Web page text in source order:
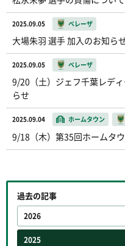
2025.09.05 ベレーザ
大場朱羽 選手 加入のお知ら
2025.09.05 ベレーザ
9/20（土）ジェフ千葉レデ
らせ
2025.09.04 ホームタウン
9/18（木）第35回ホームタ
過去の記事
2026
2025